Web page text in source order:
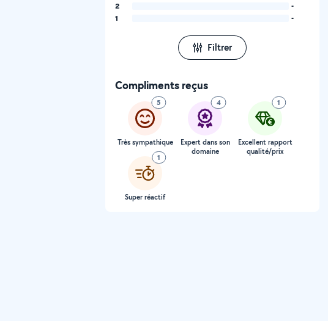
2
-
1
-
Filtrer
Compliments reçus
5
Très sympathique
4
Expert dans son
domaine
1
Excellent rapport
qualité/prix
1
Super réactif